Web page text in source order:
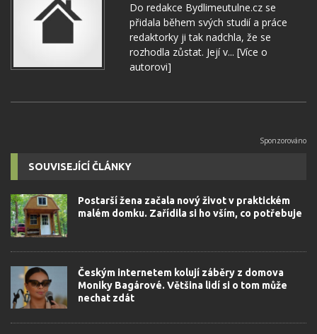
Do redakce Bydlimeutulne.cz se
přidala během svých studií a práce
redaktorky ji tak nadchla, že se
rozhodla zůstat. Její v... [Více o
autorovi]
SOUVISEJÍCÍ ČLÁNKY
Postarší žena začala nový život v praktickém
malém domku. Zařídila si ho vším, co potřebuje
Českým internetem kolují záběry z domova
Moniky Bagárové. Většina lidí si o tom může
nechat zdát